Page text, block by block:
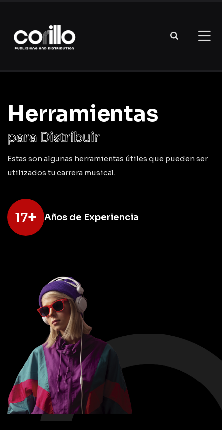
Herramientas
para Distribuir
Estas son algunas herramientas útiles que pueden ser
utilizados tu carrera musical.
17+ Años de Experiencia